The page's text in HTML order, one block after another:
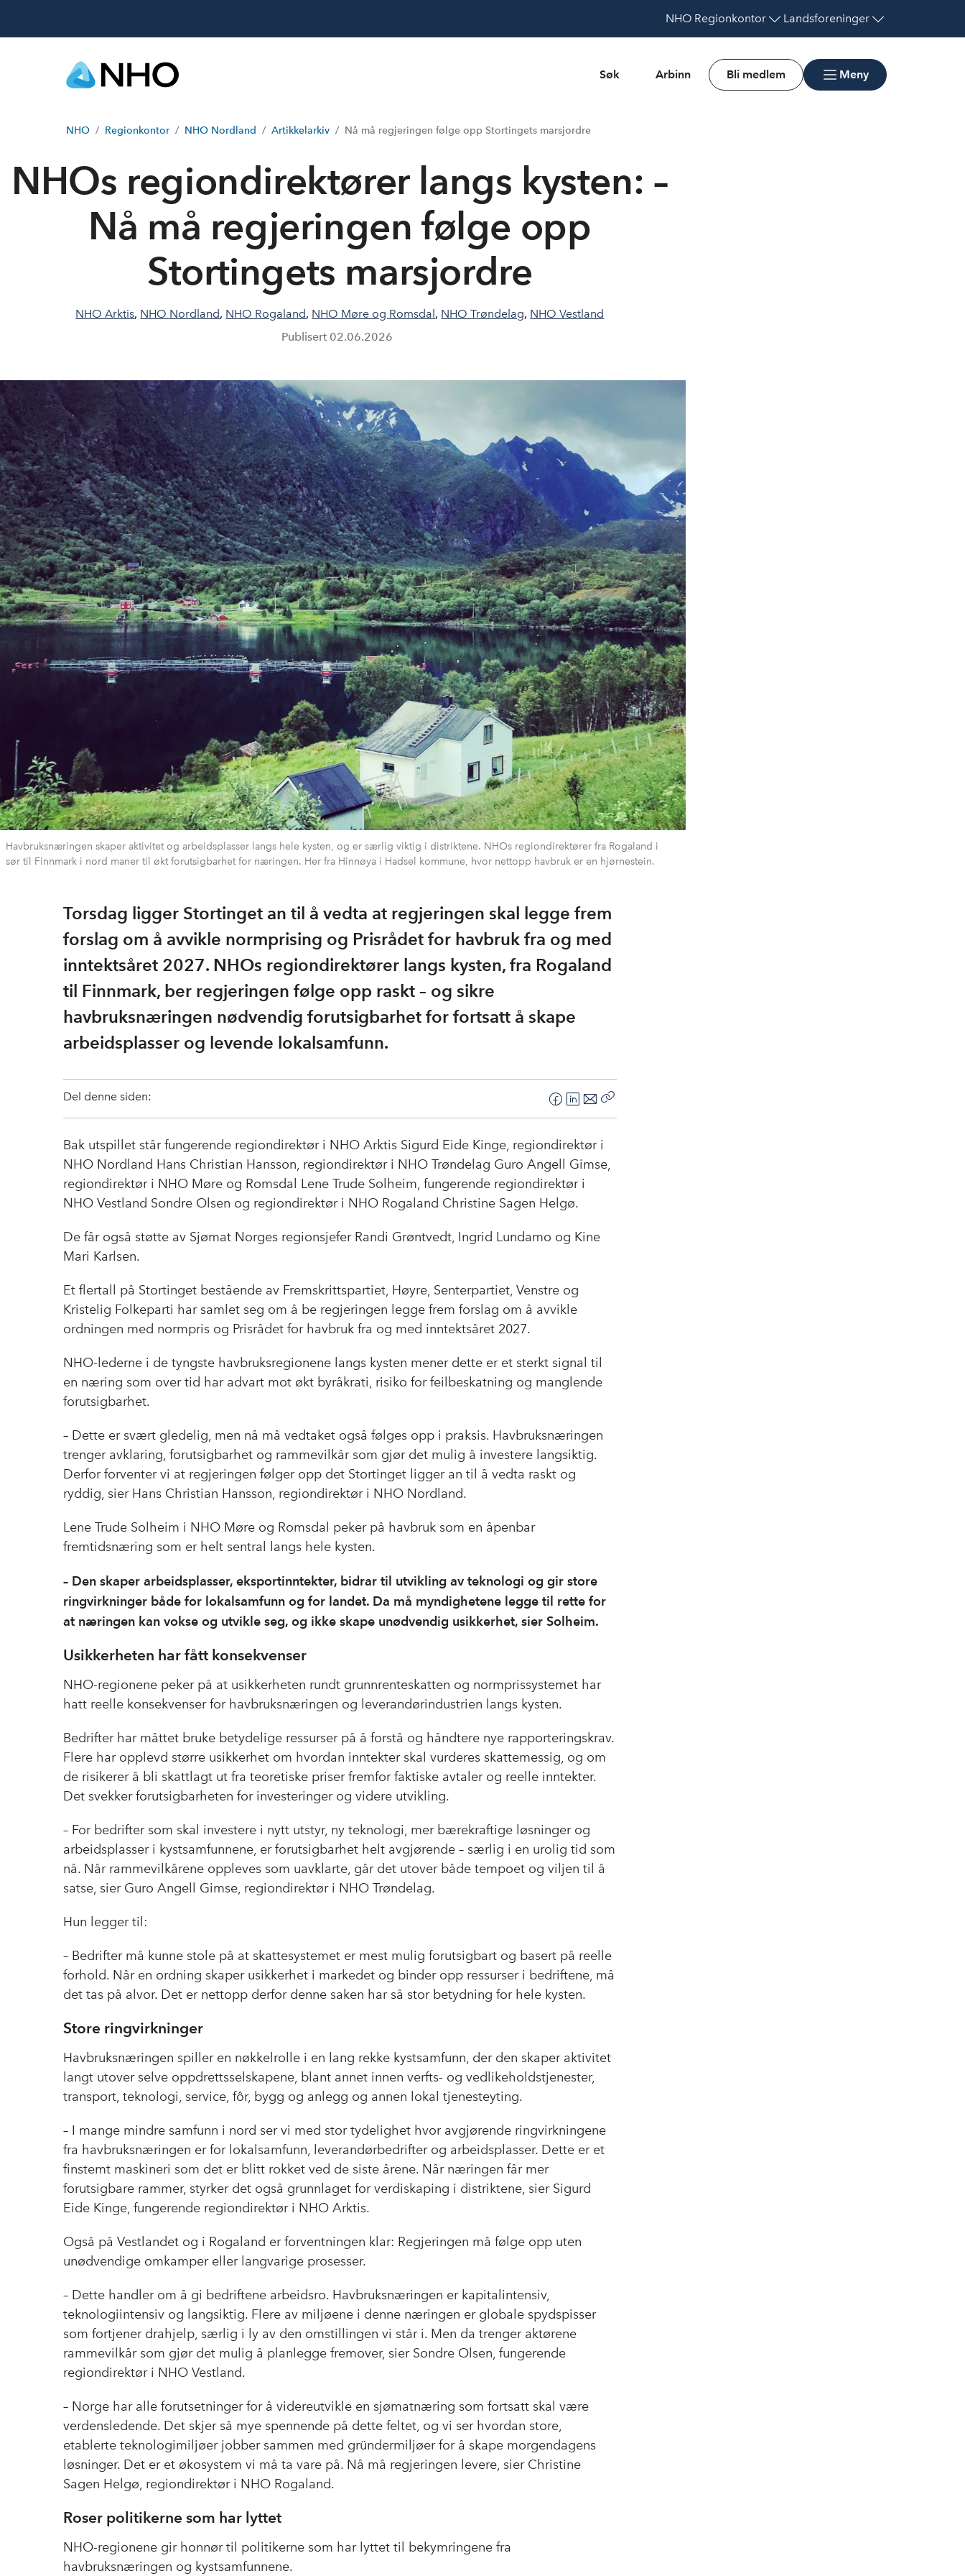
NHO Regionkontor Landsforeninger
Søk Arbinn Bli medlem Meny
NHO Regionkontor NHO Nordland Artikkelarkiv Nå må regjeringen følge opp Stortingets marsjordre
NHOs regiondirektører langs kysten: –
Nå må regjeringen følge opp
Stortingets marsjordre
NHO Arktis, NHO Nordland, NHO Rogaland, NHO Møre og Romsdal , NHO Trøndelag, NHO Vestland
Publisert 02.06.2026
Havbruksnæringen skaper aktivitet og arbeidsplasser langs hele kysten, og er særlig viktig i distriktene. NHOs regiondirektører fra Rogaland i
sør til Finnmark i nord maner til økt forutsigbarhet for næringen. Her fra Hinnøya i Hadsel kommune, hvor nettopp havbruk er en hjørnestein.
Torsdag ligger Stortinget an til å vedta at regjeringen skal legge frem
forslag om å avvikle normprising og Prisrådet for havbruk fra og med
inntektsåret 2027. NHOs regiondirektører langs kysten, fra Rogaland
til Finnmark, ber regjeringen følge opp raskt – og sikre
havbruksnæringen nødvendig forutsigbarhet for fortsatt å skape
arbeidsplasser og levende lokalsamfunn.
Del denne siden:
F
c
b
o
o
L
n
k
d
I
E
p
o
t
Bak utspillet står fungerende regiondirektør i NHO Arktis Sigurd Eide Kinge, regiondirektør i
NHO Nordland Hans Christian Hansson, regiondirektør i NHO Trøndelag Guro Angell Gimse,
regiondirektør i NHO Møre og Romsdal Lene Trude Solheim, fungerende regiondirektør i
NHO Vestland Sondre Olsen og regiondirektør i NHO Rogaland Christine Sagen Helgø.
De får også støtte av Sjømat Norges regionsjefer Randi Grøntvedt, Ingrid Lundamo og Kine
Mari Karlsen.
Et flertall på Stortinget bestående av Fremskrittspartiet, Høyre, Senterpartiet, Venstre og
Kristelig Folkeparti har samlet seg om å be regjeringen legge frem forslag om å avvikle
ordningen med normpris og Prisrådet for havbruk fra og med inntektsåret 2027.
NHO-lederne i de tyngste havbruksregionene langs kysten mener dette er et sterkt signal til
en næring som over tid har advart mot økt byråkrati, risiko for feilbeskatning og manglende
forutsigbarhet.
– Dette er svært gledelig, men nå må vedtaket også følges opp i praksis. Havbruksnæringen
trenger avklaring, forutsigbarhet og rammevilkår som gjør det mulig å investere langsiktig.
Derfor forventer vi at regjeringen følger opp det Stortinget ligger an til å vedta raskt og
ryddig, sier Hans Christian Hansson, regiondirektør i NHO Nordland.
Lene Trude Solheim i NHO Møre og Romsdal peker på havbruk som en åpenbar
fremtidsnæring som er helt sentral langs hele kysten.
– Den skaper arbeidsplasser, eksportinntekter, bidrar til utvikling av teknologi og gir store
ringvirkninger både for lokalsamfunn og for landet. Da må myndighetene legge til rette for
at næringen kan vokse og utvikle seg, og ikke skape unødvendig usikkerhet, sier Solheim.
Usikkerheten har fått konsekvenser
NHO-regionene peker på at usikkerheten rundt grunnrenteskatten og normprissystemet har
hatt reelle konsekvenser for havbruksnæringen og leverandørindustrien langs kysten.
Bedrifter har måttet bruke betydelige ressurser på å forstå og håndtere nye rapporteringskrav.
Flere har opplevd større usikkerhet om hvordan inntekter skal vurderes skattemessig, og om
de risikerer å bli skattlagt ut fra teoretiske priser fremfor faktiske avtaler og reelle inntekter.
Det svekker forutsigbarheten for investeringer og videre utvikling.
– For bedrifter som skal investere i nytt utstyr, ny teknologi, mer bærekraftige løsninger og
arbeidsplasser i kystsamfunnene, er forutsigbarhet helt avgjørende – særlig i en urolig tid som
nå. Når rammevilkårene oppleves som uavklarte, går det utover både tempoet og viljen til å
satse, sier Guro Angell Gimse, regiondirektør i NHO Trøndelag.
Hun legger til:
– Bedrifter må kunne stole på at skattesystemet er mest mulig forutsigbart og basert på reelle
forhold. Når en ordning skaper usikkerhet i markedet og binder opp ressurser i bedriftene, må
det tas på alvor. Det er nettopp derfor denne saken har så stor betydning for hele kysten.
Store ringvirkninger
Havbruksnæringen spiller en nøkkelrolle i en lang rekke kystsamfunn, der den skaper aktivitet
langt utover selve oppdrettsselskapene, blant annet innen verfts- og vedlikeholdstjenester,
transport, teknologi, service, fôr, bygg og anlegg og annen lokal tjenesteyting.
– I mange mindre samfunn i nord ser vi med stor tydelighet hvor avgjørende ringvirkningene
fra havbruksnæringen er for lokalsamfunn, leverandørbedrifter og arbeidsplasser. Dette er et
finstemt maskineri som det er blitt rokket ved de siste årene. Når næringen får mer
forutsigbare rammer, styrker det også grunnlaget for verdiskaping i distriktene, sier Sigurd
Eide Kinge, fungerende regiondirektør i NHO Arktis.
Også på Vestlandet og i Rogaland er forventningen klar: Regjeringen må følge opp uten
unødvendige omkamper eller langvarige prosesser.
– Dette handler om å gi bedriftene arbeidsro. Havbruksnæringen er kapitalintensiv,
teknologiintensiv og langsiktig. Flere av miljøene i denne næringen er globale spydspisser
som fortjener drahjelp, særlig i ly av den omstillingen vi står i. Men da trenger aktørene
rammevilkår som gjør det mulig å planlegge fremover, sier Sondre Olsen, fungerende
regiondirektør i NHO Vestland.
– Norge har alle forutsetninger for å videreutvikle en sjømatnæring som fortsatt skal være
verdensledende. Det skjer så mye spennende på dette feltet, og vi ser hvordan store,
etablerte teknologimiljøer jobber sammen med gründermiljøer for å skape morgendagens
løsninger. Det er et økosystem vi må ta vare på. Nå må regjeringen levere, sier Christine
Sagen Helgø, regiondirektør i NHO Rogaland.
Roser politikerne som har lyttet
NHO-regionene gir honnør til politikerne som har lyttet til bekymringene fra
havbruksnæringen og kystsamfunnene.